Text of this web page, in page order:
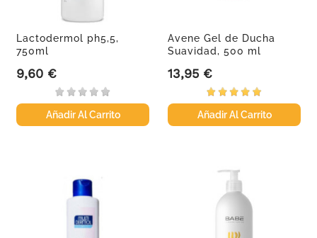
Lactodermol ph5,5,
750ml
Precio
9,60 €
Añadir Al Carrito
Avene Gel de Ducha
Suavidad, 500 ml
Precio
13,95 €
Añadir Al Carrito